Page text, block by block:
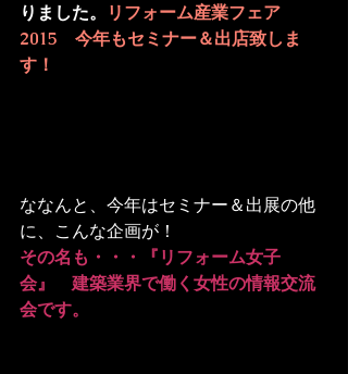
りました。
リフォーム産業フェア
2015　今年もセミナー＆出店致しま
す！
ななんと、今年はセミナー＆出展の他
その名も・・・『リフォーム女子
会』　建築業界で働く女性の情報交流
会です。